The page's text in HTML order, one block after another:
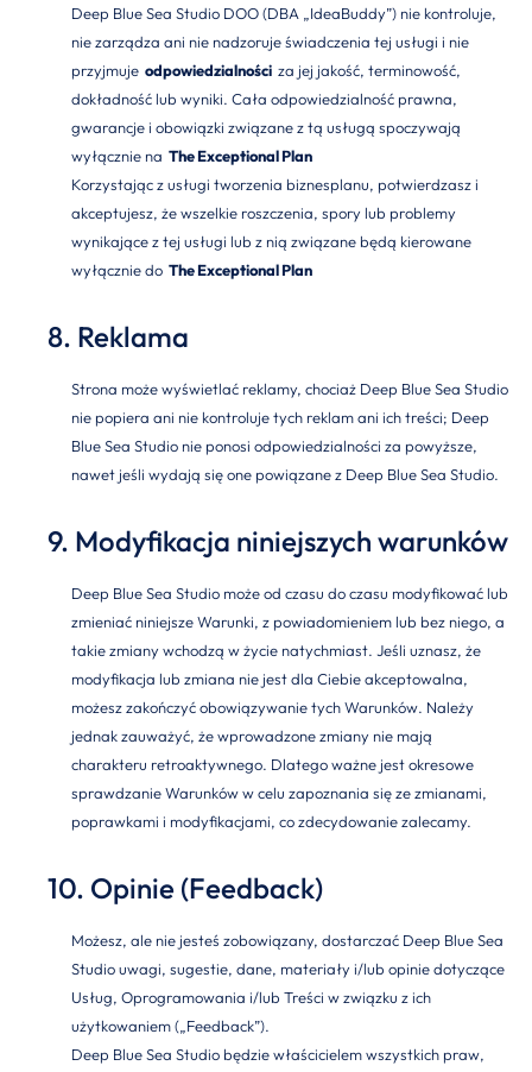
Deep Blue Sea Studio DOO (DBA „IdeaBuddy”) nie kontroluje,
nie zarządza ani nie nadzoruje świadczenia tej usługi i nie
przyjmuje odpowiedzialności za jej jakość, terminowość,
dokładność lub wyniki. Cała odpowiedzialność prawna,
gwarancje i obowiązki związane z tą usługą spoczywają
wyłącznie na The Exceptional Plan
Korzystając z usługi tworzenia biznesplanu, potwierdzasz i
akceptujesz, że wszelkie roszczenia, spory lub problemy
wynikające z tej usługi lub z nią związane będą kierowane
wyłącznie do The Exceptional Plan
8. Reklama
Strona może wyświetlać reklamy, chociaż Deep Blue Sea Studio
nie popiera ani nie kontroluje tych reklam ani ich treści; Deep
Blue Sea Studio nie ponosi odpowiedzialności za powyższe,
nawet jeśli wydają się one powiązane z Deep Blue Sea Studio.
9. Modyfikacja niniejszych warunków
Deep Blue Sea Studio może od czasu do czasu modyfikować lub
zmieniać niniejsze Warunki, z powiadomieniem lub bez niego, a
takie zmiany wchodzą w życie natychmiast. Jeśli uznasz, że
modyfikacja lub zmiana nie jest dla Ciebie akceptowalna,
możesz zakończyć obowiązywanie tych Warunków. Należy
jednak zauważyć, że wprowadzone zmiany nie mają
charakteru retroaktywnego. Dlatego ważne jest okresowe
sprawdzanie Warunków w celu zapoznania się ze zmianami,
poprawkami i modyfikacjami, co zdecydowanie zalecamy.
10. Opinie (Feedback)
Możesz, ale nie jesteś zobowiązany, dostarczać Deep Blue Sea
Studio uwagi, sugestie, dane, materiały i/lub opinie dotyczące
Usług, Oprogramowania i/lub Treści w związku z ich
użytkowaniem („Feedback”).
Deep Blue Sea Studio będzie właścicielem wszystkich praw,